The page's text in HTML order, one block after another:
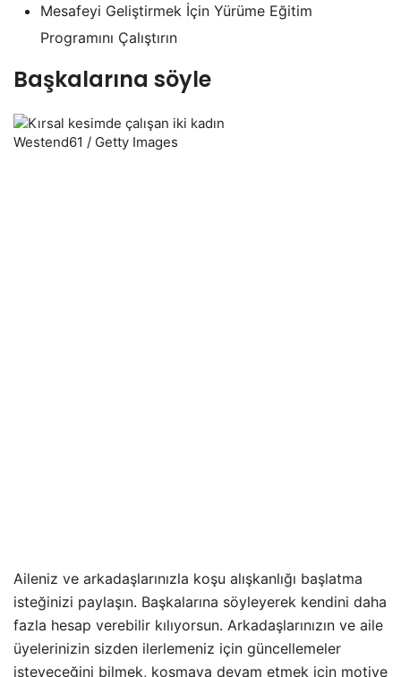
Mesafeyi Geliştirmek İçin Yürüme Eğitim
Programını Çalıştırın
Başkalarına söyle
Westend61 / Getty Images
Aileniz ve arkadaşlarınızla koşu alışkanlığı başlatma
isteğinizi paylaşın. Başkalarına söyleyerek kendini daha
fazla hesap verebilir kılıyorsun. Arkadaşlarınızın ve aile
üyelerinizin sizden ilerlemeniz için güncellemeler
isteyeceğini bilmek, koşmaya devam etmek için motive